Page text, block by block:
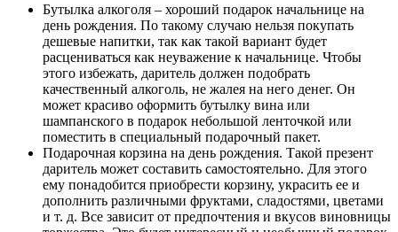
Бутылка алкоголя – хороший подарок начальнице на
день рождения. По такому случаю нельзя покупать
дешевые напитки, так как такой вариант будет
расцениваться как неуважение к начальнице. Чтобы
этого избежать, даритель должен подобрать
качественный алкоголь, не жалея на него денег. Он
может красиво оформить бутылку вина или
шампанского в подарок небольшой ленточкой или
поместить в специальный подарочный пакет.
Подарочная корзина на день рождения. Такой презент
даритель может составить самостоятельно. Для этого
ему понадобится приобрести корзину, украсить ее и
дополнить различными фруктами, сладостями, цветами
и т. д. Все зависит от предпочтения и вкусов виновницы